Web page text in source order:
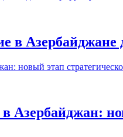
в
Азербайджан: